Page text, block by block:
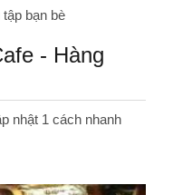
tập bạn bè
- Hàng
nhật 1 cách nhanh